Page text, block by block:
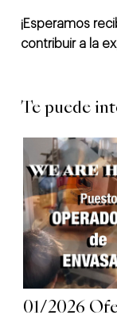
¡Esperamos
contribuir a la
Te puede
01/2026